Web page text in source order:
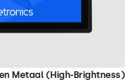
Metaal (High-Brightness)